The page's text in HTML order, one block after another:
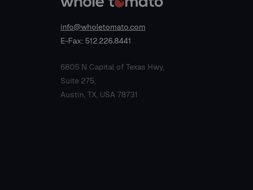
info@wholetomato.com
E-Fax: 512.226.8441
6805 N Capital of Texas Hwy,
Suite 275,
Austin, TX, USA 78731